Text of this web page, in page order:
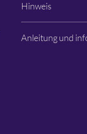
Design bleiben bei
Änderungen und
Hinweis
Dekorationen,
Anleitung und